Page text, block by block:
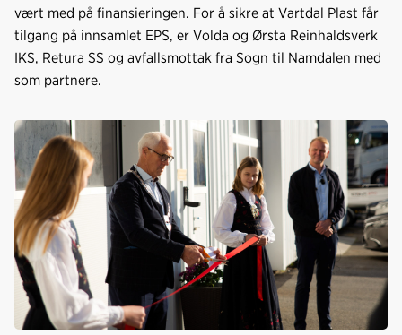
vært med på finansieringen. For å sikre at Vartdal Plast får
tilgang på innsamlet EPS, er Volda og Ørsta Reinhaldsverk
IKS, Retura SS og avfallsmottak fra Sogn til Namdalen med
som partnere.